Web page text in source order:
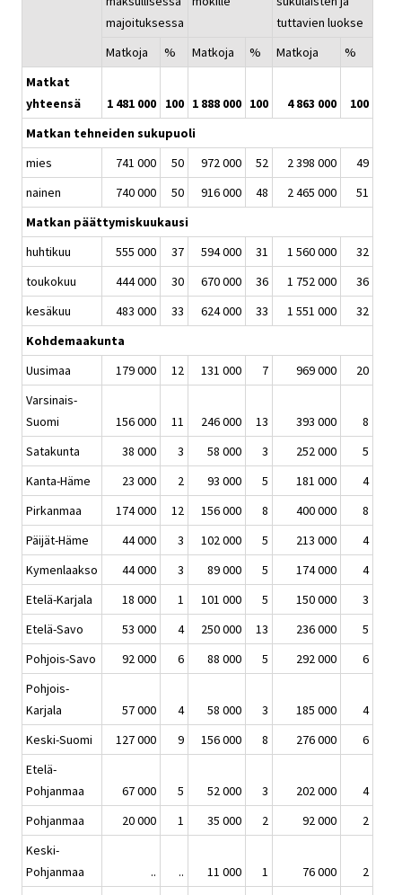
majoituksessa
tuttavien luokse
Matkoja
% Matkoja % Matkoja
%
Matkat
yhteensä
1 481 000 100 1 888 000 100 4 863 000
100
Matkan tehneiden sukupuoli
mies
741 000 50 972 000 52 2 398 000
49
nainen
740 000 50 916 000 48 2 465 000
51
Matkan päättymiskuukausi
huhtikuu
555 000 37 594 000 31 1 560 000
32
toukokuu
444 000 30 670 000 36 1 752 000
36
kesäkuu
483 000 33 624 000 33 1 551 000
32
Kohdemaakunta
Uusimaa
179 000 12 131 000 7 969 000
20
Varsinais-
Suomi
156 000 11 246 000 13 393 000
8
Satakunta
38 000 3 58 000 3 252 000
5
Kanta-Häme
23 000 2 93 000 5 181 000
4
Pirkanmaa
174 000 12 156 000 8 400 000
8
Päijät-Häme
44 000 3 102 000 5 213 000
4
Kymenlaakso
44 000 3 89 000 5 174 000
4
Etelä-Karjala
18 000 1 101 000 5 150 000
3
Etelä-Savo
53 000 4 250 000 13 236 000
5
Pohjois-Savo
92 000 6 88 000 5 292 000
6
Pohjois-
Karjala
57 000 4 58 000 3 185 000
4
Keski-Suomi
127 000 9 156 000 8 276 000
6
Etelä-
Pohjanmaa
67 000 5 52 000 3 202 000
4
Pohjanmaa
20 000 1 35 000 2 92 000
2
Keski-
Pohjanmaa
.. .. 11 000 1 76 000
2